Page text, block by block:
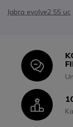
Jabra evolve2 55 uc
Icon
Icon